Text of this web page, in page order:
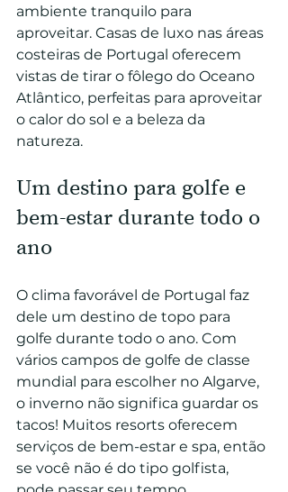
ambiente tranquilo para
aproveitar. Casas de luxo nas áreas
costeiras de Portugal oferecem
vistas de tirar o fôlego do Oceano
Atlântico, perfeitas para aproveitar
o calor do sol e a beleza da
natureza.
Um destino para golfe e
bem-estar durante todo o
ano
O clima favorável de Portugal faz
dele um destino de topo para
golfe durante todo o ano. Com
vários campos de golfe de classe
mundial para escolher no Algarve,
o inverno não significa guardar os
tacos! Muitos resorts oferecem
serviços de bem-estar e spa, então
se você não é do tipo golfista,